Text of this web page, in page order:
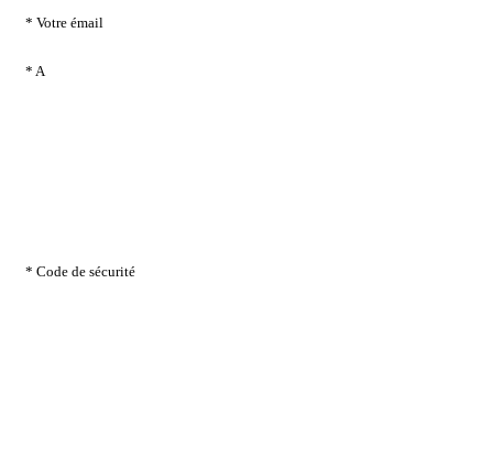
* Votre émail
* A
* Code de sécurité